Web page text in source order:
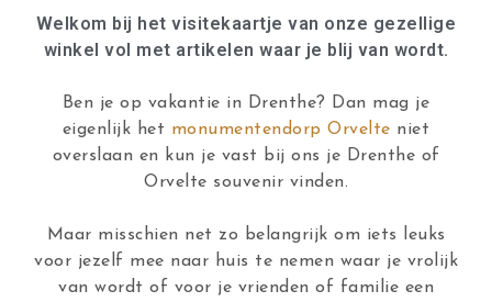
Welkom bij het visitekaartje van onze gezellige
winkel vol met artikelen waar je blij van wordt.
Ben je op vakantie in Drenthe? Dan mag je
eigenlijk het monumentendorp Orvelte niet
overslaan en kun je vast bij ons je Drenthe of
Orvelte souvenir vinden.
Maar misschien net zo belangrijk om iets leuks
voor jezelf mee naar huis te nemen waar je vrolijk
van wordt of voor je vrienden of familie een